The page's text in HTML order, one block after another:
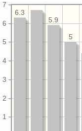
1
2
3
4
5
6
7
5
5.9
6.3